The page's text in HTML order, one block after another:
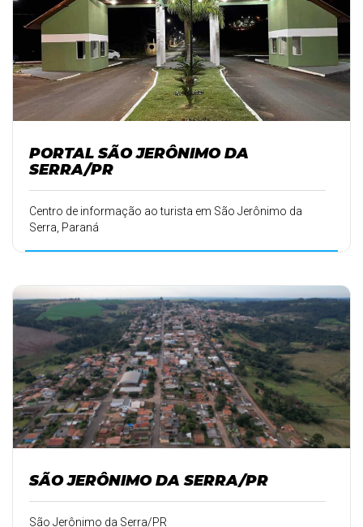
PORTAL SÃO JERÔNIMO DA
SERRA/PR
Centro de informação ao turista em São Jerônimo da
Serra, Paraná
SÃO JERÔNIMO DA SERRA/PR
São Jerônimo da Serra/PR